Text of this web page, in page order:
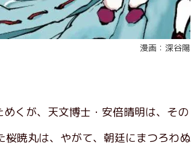
漫画：深谷陽
くが、天文博士・安倍晴明は、その
暁丸は、やがて、朝廷にまつろわぬ